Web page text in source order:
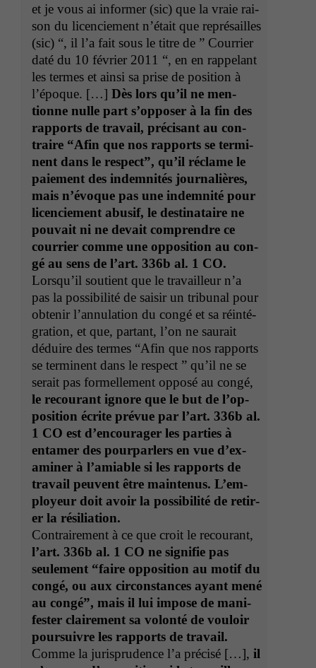
et je vous ai informer (sic) que la vraie rai­
son du licen­ciement n’é­tait que repré­sailles
(sic) “, il l’a fait sous le titre de ” Cour­ri­er
daté du 10 févri­er 2011 “, en en rap­pelant
les ter­mes et ain­si sa prise de posi­tion à
l’époque. […] Dès lors qu’il ne men­
tionne nulle part s’op­pos­er à la fin des
rap­ports de tra­vail, pré­cisant au con­
traire “Afin que nos rap­ports se ter­mi­
nent dans le respect”, qu’il réclame le
paiement des indem­nités jour­nal­ières,
mais n’évoque pas une indem­nité pour
licen­ciement abusif, le des­ti­nataire ne
pou­vait ni ne devait com­pren­dre ce
cour­ri­er comme une oppo­si­tion au con­
gé au sens de l’art. 336b al. 1 CO.
Lorsqu’il sou­tient que le tra­vailleur n’a
pas la pos­si­bil­ité de saisir un tri­bunal pour
obtenir l’an­nu­la­tion du con­gé et sa réin­té­
gra­tion, et que, par­tant, l’on ne saurait
déduire des ter­mes “Afin que nos rap­ports
se ter­mi­nent dans le respect ” qu’il ne se
serait pas formelle­ment opposé au con­gé,
le recourant ignore que le but de l’op­
po­si­tion écrite prévue par l’art. 336b al.
1 CO est d’en­cour­ager les par­ties à
entamer des pour­par­lers en vue d’ex­
am­in­er à l’ami­able si les rap­ports de
tra­vail peu­vent être main­tenus. L’em­
ployeur doit avoir la pos­si­bil­ité de retir­
er la résil­i­a­tion.
Con­traire­ment à ce que croit le recourant,
l’art. 336b al. 1 CO ne sig­ni­fie pas
seule­ment “faire oppo­si­tion au motif du
con­gé, ou aux cir­con­stances ayant mené
au con­gé”, mais il lui impose de man­i­
fester claire­ment sa volon­té de vouloir
pour­suiv­re les rap­ports de tra­vail.
Comme la jurispru­dence l’a pré­cisé […], il